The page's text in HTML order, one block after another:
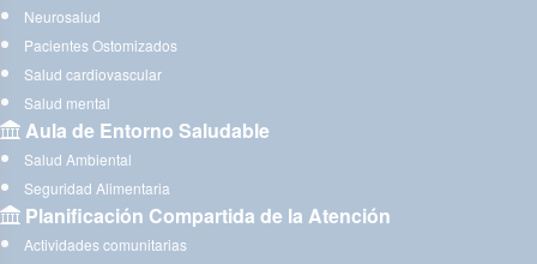
Neurosalud
Pacientes Ostomizados
Salud cardiovascular
Salud mental
Aula de Entorno Saludable
Salud Ambiental
Seguridad Alimentaria
Planificación Compartida de la Atención
Actividades comunitarias